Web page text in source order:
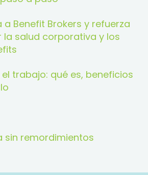
a Benefit Brokers y refuerza
la salud corporativa y los
trabajo: qué es, beneficios
sin remordimientos